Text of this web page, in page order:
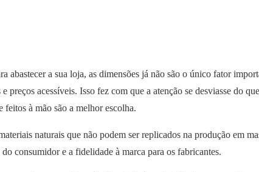
abastecer a sua loja, as dimensões já não são o único fator
acessíveis. Isso fez com que a atenção se desviasse do
à mão são a melhor escolha.
naturais que não podem ser replicados na produção em
consumidor e a fidelidade à marca para os fabricantes.